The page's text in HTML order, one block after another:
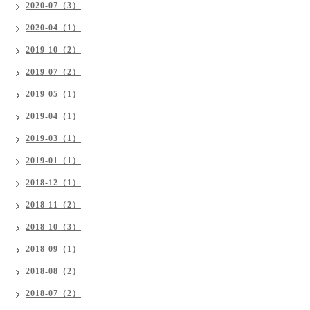
2020-07（3）
2020-04（1）
2019-10（2）
2019-07（2）
2019-05（1）
2019-04（1）
2019-03（1）
2019-01（1）
2018-12（1）
2018-11（2）
2018-10（3）
2018-09（1）
2018-08（2）
2018-07（2）